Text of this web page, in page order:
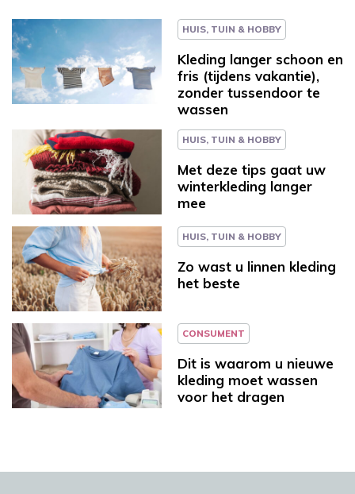
HUIS, TUIN & HOBBY
Kleding langer schoon en
fris (tijdens vakantie),
zonder tussendoor te
wassen
HUIS, TUIN & HOBBY
Met deze tips gaat uw
winterkleding langer
mee
HUIS, TUIN & HOBBY
Zo wast u linnen kleding
het beste
CONSUMENT
Dit is waarom u nieuwe
kleding moet wassen
voor het dragen